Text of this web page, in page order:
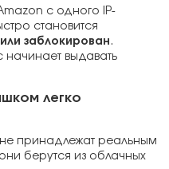
с одного IP-
становится
заблокирован .
начинает выдавать
легко
принадлежат реальным
берутся из облачных